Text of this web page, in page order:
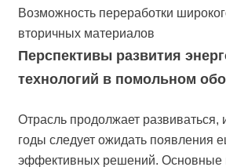
Возможность переработки
вторичных материалов
Перспективы развития
технологий в помольном
Отрасль продолжает
годы следует ожидать появления
эффективных решений. Основные